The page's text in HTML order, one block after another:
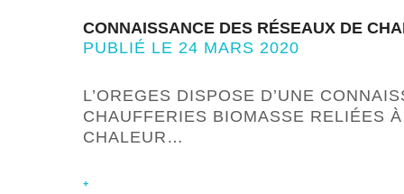
CONNAISSANCE DES RÉSEAUX DE
PUBLIÉ LE 24 MARS 2020
L’OREGES DISPOSE D’UNE
CHAUFFERIES BIOMASSE RELIÉES
CHALEUR…
+